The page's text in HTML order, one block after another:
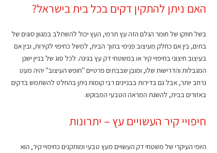
האם ניתן להתקין דקים בכל בית בישראל?
בשל חוזקו של חומר הגלם הזה עץ תרמי, העץ יכול להשתלב במגוון סוגים של
בתים, בין אם כחלק מעיצוב פנימי בתוך הבית, למשל כחיפוי לקירות, ובין אם
בעיצוב חיצוני בחיפויי קיר או במשטחי דק עץ בגינה. לכל סוג של בניין ישנן
המגבלות והדרישות שלו, ומובן שבבתים פרטיים "חופש העיצוב" יהיה מעט
נרחב יותר, אבל גם בדירות בבניינים רבי קומות ניתן בהחלט להשתמש בדקים
באזורים בבית, להשגת המראה הטבעי המבוקש.
חיפויי קיר העשויים עץ – יתרונות
היופי העיקרי של משטחי דק העשויים מעץ טבעי ומותקנים כחיפויי קיר, הוא